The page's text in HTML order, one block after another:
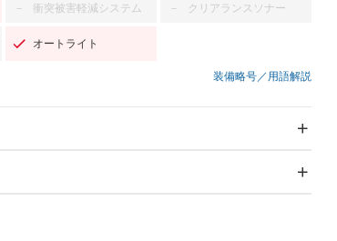
－ 衝突被害軽減システム － クリアランスソナー
オートライト
装備略号／用語解説